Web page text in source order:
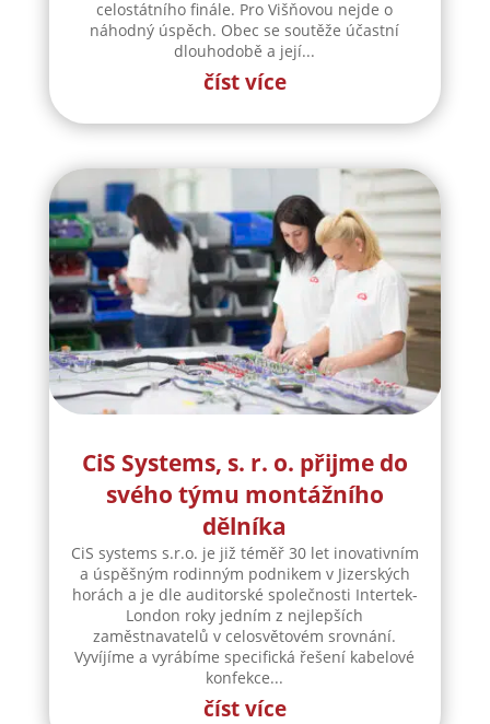
celostátního finále. Pro Višňovou nejde o
náhodný úspěch. Obec se soutěže účastní
dlouhodobě a její...
číst více
CiS Systems, s. r. o. přijme do
svého týmu montážního
dělníka
CiS systems s.r.o. je již téměř 30 let inovativním
a úspěšným rodinným podnikem v Jizerských
horách a je dle auditorské společnosti Intertek-
London roky jedním z nejlepších
zaměstnavatelů v celosvětovém srovnání.
Vyvíjíme a vyrábíme specifická řešení kabelové
konfekce...
číst více